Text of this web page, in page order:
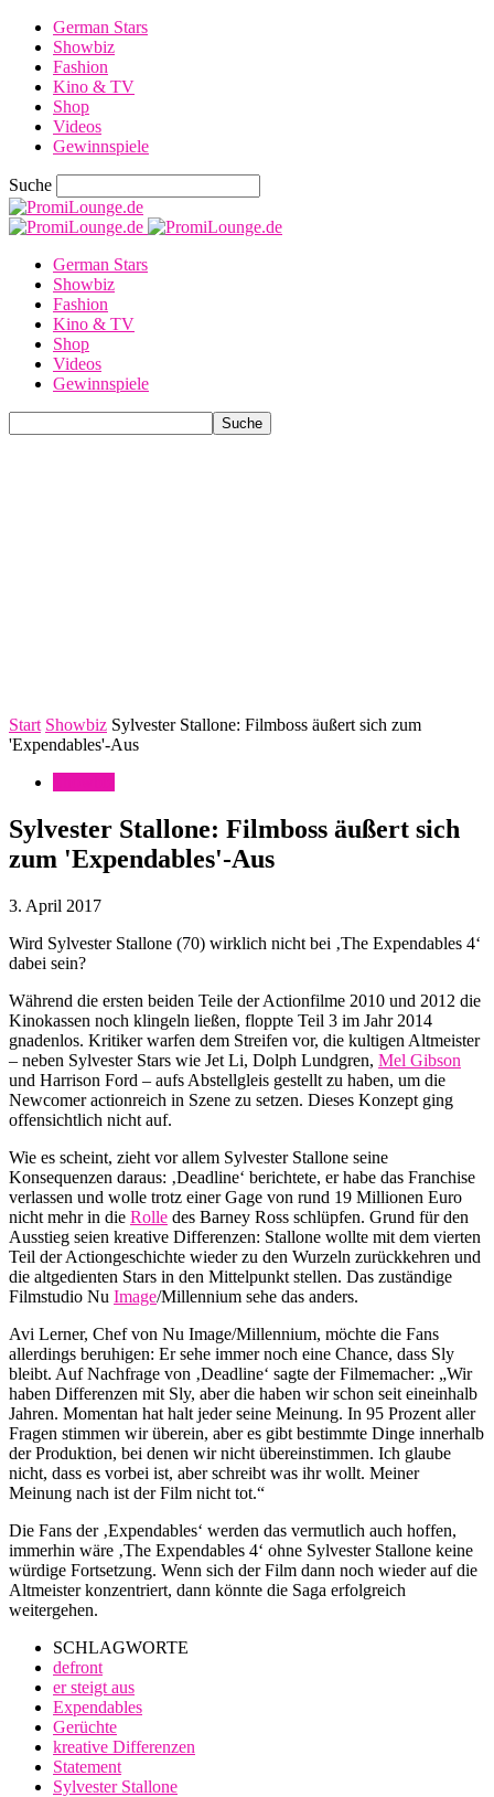
German Stars
Showbiz
Fashion
Kino & TV
Shop
Videos
Gewinnspiele
Suche
German Stars
Showbiz
Fashion
Kino & TV
Shop
Videos
Gewinnspiele
Start Showbiz Sylvester Stallone: Filmboss äußert sich zum
'Expendables'-Aus
Sylvester Stallone: Filmboss äußert sich
zum 'Expendables'-Aus
3. April 2017
Wird Sylvester Stallone (70) wirklich nicht bei ‚The Expendables 4‘
dabei sein?
Während die ersten beiden Teile der Actionfilme 2010 und 2012 die
Kinokassen noch klingeln ließen, floppte Teil 3 im Jahr 2014
gnadenlos. Kritiker warfen dem Streifen vor, die kultigen Altmeister
– neben Sylvester Stars wie Jet Li, Dolph Lundgren, Mel Gibson
und Harrison Ford – aufs Abstellgleis gestellt zu haben, um die
Newcomer actionreich in Szene zu setzen. Dieses Konzept ging
offensichtlich nicht auf.
Wie es scheint, zieht vor allem Sylvester Stallone seine
Konsequenzen daraus: ‚Deadline‘ berichtete, er habe das Franchise
verlassen und wolle trotz einer Gage von rund 19 Millionen Euro
nicht mehr in die Rolle des Barney Ross schlüpfen. Grund für den
Ausstieg seien kreative Differenzen: Stallone wollte mit dem vierten
Teil der Actiongeschichte wieder zu den Wurzeln zurückkehren und
die altgedienten Stars in den Mittelpunkt stellen. Das zuständige
Filmstudio Nu Image/Millennium sehe das anders.
Avi Lerner, Chef von Nu Image/Millennium, möchte die Fans
allerdings beruhigen: Er sehe immer noch eine Chance, dass Sly
bleibt. Auf Nachfrage von ‚Deadline‘ sagte der Filmemacher: „Wir
haben Differenzen mit Sly, aber die haben wir schon seit eineinhalb
Jahren. Momentan hat halt jeder seine Meinung. In 95 Prozent aller
Fragen stimmen wir überein, aber es gibt bestimmte Dinge innerhalb
der Produktion, bei denen wir nicht übereinstimmen. Ich glaube
nicht, dass es vorbei ist, aber schreibt was ihr wollt. Meiner
Meinung nach ist der Film nicht tot.“
Die Fans der ‚Expendables‘ werden das vermutlich auch hoffen,
immerhin wäre ‚The Expendables 4‘ ohne Sylvester Stallone keine
würdige Fortsetzung. Wenn sich der Film dann noch wieder auf die
Altmeister konzentriert, dann könnte die Saga erfolgreich
weitergehen.
SCHLAGWORTE
defront
er steigt aus
Expendables
Gerüchte
kreative Differenzen
Statement
Sylvester Stallone